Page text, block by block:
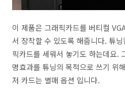
이 제품은 그래픽카드를 버티컬
서 장착할 수 있도록 해줍니다. 튜
픽카드를 세워서 놓기도 하는데요.
명효과를 튜닝의 목적으로 쓰기 위
저 카드는 별매 옵션 입니다.